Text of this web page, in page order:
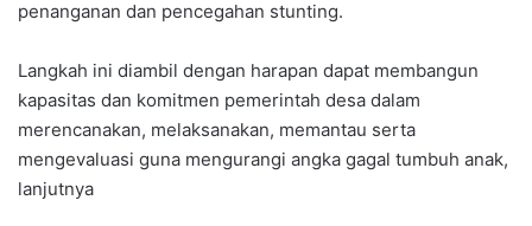
penanganan dan pencegahan stunting.
Langkah ini diambil dengan harapan dapat membangun
kapasitas dan komitmen pemerintah desa dalam
merencanakan, melaksanakan, memantau serta
mengevaluasi guna mengurangi angka gagal tumbuh anak,
lanjutnya